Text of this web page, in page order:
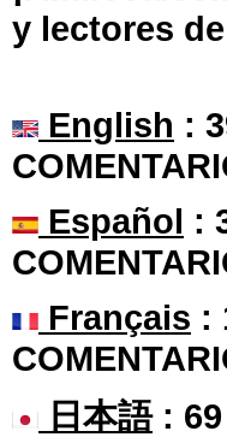
y lectores
English :
Español :
Français :
日本語: 69